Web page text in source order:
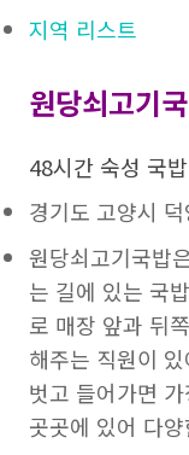
지역 리스트
원당쇠고기
48시간 숙성 국
경기도 고양시
원당쇠고기국밥
는 길에 있는 국
로 매장 앞과 뒤
해주는 직원이
벗고 들어가면
곳곳에 있어 다